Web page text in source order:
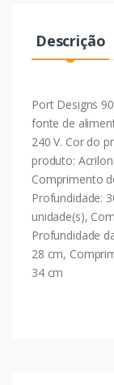
Descrição
Port Designs
fonte de
240 V. Cor do
produto:
Comprimento
Profundidade:
unidade(s),
Profundidade
28 cm,
34 cm